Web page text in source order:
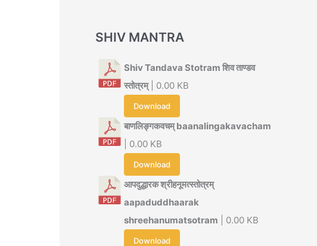
SHIV MANTRA
Shiv Tandava Stotram शिव ताण्डव
स्तोत्रम्| 0.00 KB
Download
बाणलिङ्गकवचम् baanalingakavacham
| 0.00 KB
Download
आपदुद्धारक श्रीहनूमत्स्तोत्रम्
aapaduddhaarak
shreehanumatsotram | 0.00 KB
Download